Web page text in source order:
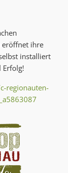
eröffnet ihre
installiert
Erfolg!
regionauten-